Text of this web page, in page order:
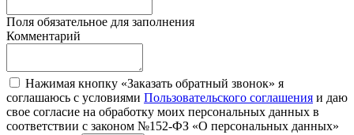
Поля обязательное для заполнения
Комментарий
Нажимая кнопку «Заказать обратный звонок» я
соглашаюсь с условиями Пользовательского соглашения и даю
свое согласие на обработку моих персональных данных в
соответствии с законом №152-ФЗ «О персональных данных»